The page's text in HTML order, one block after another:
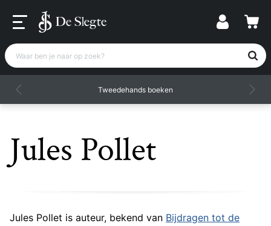
Waar ben je naar op zoek?
Tweedehands boeken
Jules Pollet
Jules Pollet is auteur, bekend van Bijdragen tot de